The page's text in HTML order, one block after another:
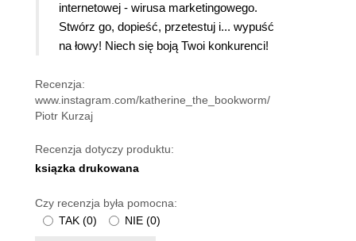
internetowej - wirusa marketingowego.
Stwórz go, dopieść, przetestuj i... wypuść
na łowy! Niech się boją Twoi konkurenci!
Recenzja:
www.instagram.com/katherine_the_bookworm/
Piotr Kurzaj
Recenzja dotyczy produktu:
ksiązka drukowana
Czy recenzja była pomocna:
TAK (0) NIE (0)